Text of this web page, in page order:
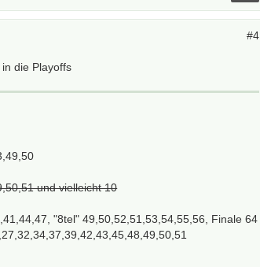
#4
die Playoffs
und vielleicht 10
"8tel" 49,50,52,51,53,54,55,56, Finale 64